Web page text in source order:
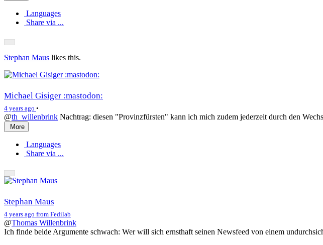
Languages
Share via ...
Stephan Maus likes this.
Michael Gisiger :mastodon:
4 years ago •
@th_willenbrink Nachtrag: diesen "Provinzfürsten" kann ich mich zudem jederzeit durch den
More
Languages
Share via ...
Stephan Maus
4 years ago from Fedilab
@Thomas Willenbrink
Ich finde beide Argumente schwach: Wer will sich ernsthaft seinen Newsfeed von einem